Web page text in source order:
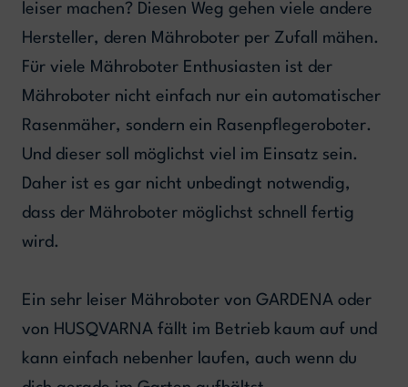
leiser machen? Diesen Weg gehen viele andere
Hersteller, deren Mähroboter per Zufall mähen.
Für viele Mähroboter Enthusiasten ist der
Mähroboter nicht einfach nur ein automatischer
Rasenmäher, sondern ein Rasenpflegeroboter.
Und dieser soll möglichst viel im Einsatz sein.
Daher ist es gar nicht unbedingt notwendig,
dass der Mähroboter möglichst schnell fertig
wird.
Ein sehr leiser Mähroboter von GARDENA oder
von HUSQVARNA fällt im Betrieb kaum auf und
kann einfach nebenher laufen, auch wenn du